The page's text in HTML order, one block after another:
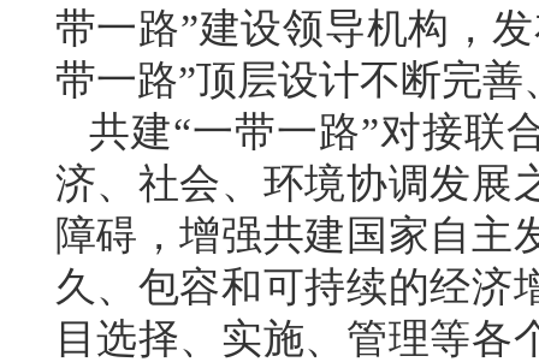
带一路”建设领导机构，
带一路”顶层设计不断完
共建“一带一路”对接联
济、社会、环境协调发展
障碍，增强共建国家自主
久、包容和可持续的经济
目选择、实施、管理等各